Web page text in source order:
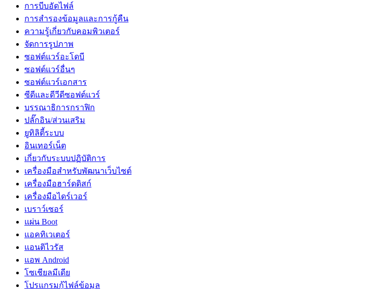
การบีบอัดไฟล์
การสำรองข้อมูลและการกู้คืน
ความรู้เกี่ยวกับคอมพิวเตอร์
จัดการรูปภาพ
ซอฟต์แวร์อะโดบี
ซอฟต์แวร์อื่นๆ
ซอฟต์แวร์เอกสาร
ซีดีและดีวีดีซอฟต์แวร์
บรรณาธิการกราฟิก
ปลั๊กอิน/ส่วนเสริม
ยูทิลิตี้ระบบ
อินเทอร์เน็ต
เกี่ยวกับระบบปฏิบัติการ
เครื่องมือสำหรับพัฒนาเว็บไซต์
เครื่องมือฮาร์ดดิสก์
เครื่องมือไดร์เวอร์
เบราว์เซอร์
แผ่น Boot
แอคทิเวเตอร์
แอนติไวรัส
แอพ Android
โซเชียลมีเดีย
โปรแกรมกู้ไฟล์ข้อมูล